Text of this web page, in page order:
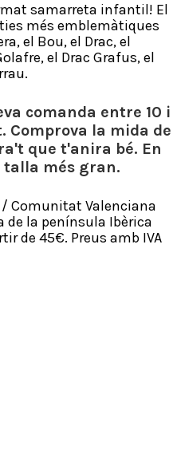
samarreta infantil! El
més emblemàtiques
el Bou, el Drac, el
el Drac Grafus, el
comanda entre 10 i
Comprova la mida de
que t'anira bé. En
talla més gran.
Comunitat Valenciana
de la península Ibèrica
de 45€. Preus amb IVA